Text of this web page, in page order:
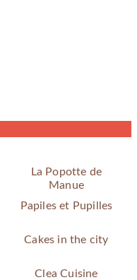
La Popotte de
Manue
Papiles et Pupilles
Cakes in the city
Clea Cuisine